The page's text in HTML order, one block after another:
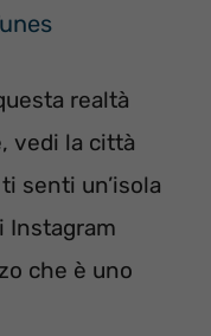
realtà
vedi la città
senti un’isola
Instagram
che è uno